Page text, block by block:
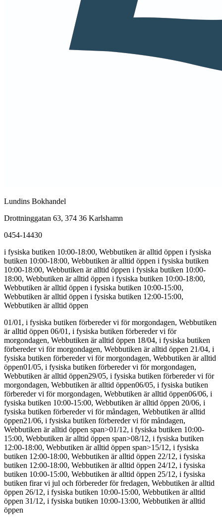
Lundins Bokhandel
Drottninggatan 63, 374 36 Karlshamn
0454-14430
i fysiska butiken 10:00-18:00, Webbutiken är alltid öppen i fysiska
butiken 10:00-18:00, Webbutiken är alltid öppen i fysiska butiken
10:00-18:00, Webbutiken är alltid öppen i fysiska butiken 10:00-
18:00, Webbutiken är alltid öppen i fysiska butiken 10:00-18:00,
Webbutiken är alltid öppen i fysiska butiken 10:00-15:00,
Webbutiken är alltid öppen i fysiska butiken 12:00-15:00,
Webbutiken är alltid öppen
01/01, i fysiska butiken förbereder vi för morgondagen, Webbutiken
är alltid öppen 06/01, i fysiska butiken förbereder vi för
morgondagen, Webbutiken är alltid öppen 18/04, i fysiska butiken
förbereder vi för morgondagen, Webbutiken är alltid öppen 21/04, i
fysiska butiken förbereder vi för morgondagen, Webbutiken är alltid
öppen01/05, i fysiska butiken förbereder vi för morgondagen,
Webbutiken är alltid öppen29/05, i fysiska butiken förbereder vi för
morgondagen, Webbutiken är alltid öppen06/05, i fysiska butiken
förbereder vi för morgondagen, Webbutiken är alltid öppen06/06, i
fysiska butiken 10:00-15:00, Webbutiken är alltid öppen 20/06, i
fysiska butiken förbereder vi för måndagen, Webbutiken är alltid
öppen21/06, i fysiska butiken förbereder vi för måndagen,
Webbutiken är alltid öppen span>01/12, i fysiska butiken 10:00-
15:00, Webbutiken är alltid öppen span>08/12, i fysiska butiken
12:00-18:00, Webbutiken är alltid öppen span>15/12, i fysiska
butiken 12:00-18:00, Webbutiken är alltid öppen 22/12, i fysiska
butiken 12:00-18:00, Webbutiken är alltid öppen 24/12, i fysiska
butiken 10:00-15:00, Webbutiken är alltid öppen 25/12, i fysiska
butiken firar vi jul och förbereder för fredagen, Webbutiken är alltid
öppen 26/12, i fysiska butiken 10:00-15:00, Webbutiken är alltid
öppen 31/12, i fysiska butiken 10:00-13:00, Webbutiken är alltid
öppen